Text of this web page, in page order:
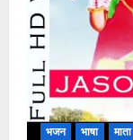
भजन भाषा